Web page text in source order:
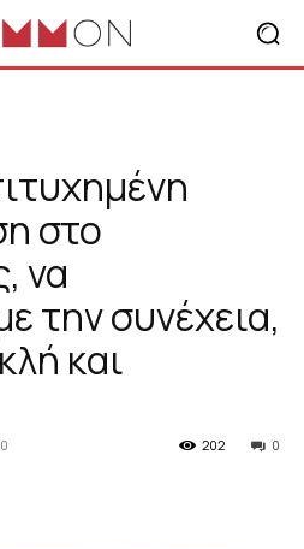
στο
να
την συνέχεια,
και
0
202